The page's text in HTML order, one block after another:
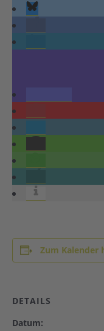
Zum Kalender
DETAILS
Datum: